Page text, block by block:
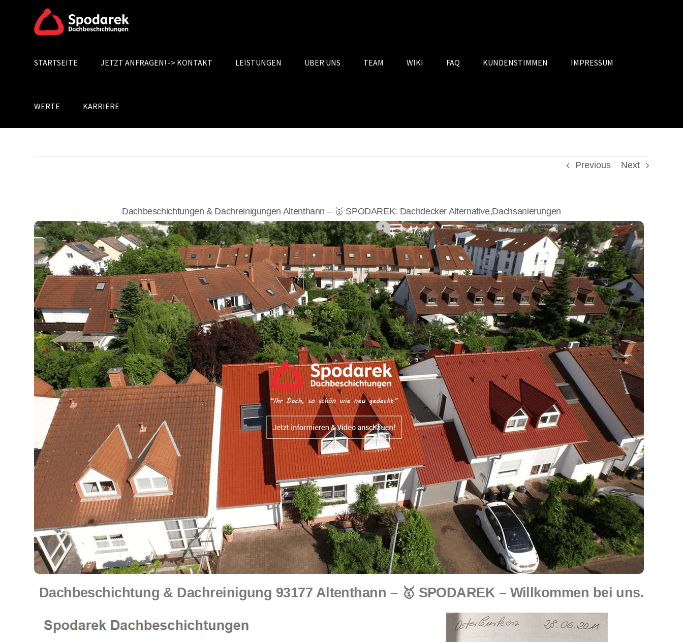
Search
STARTSEITE JETZT ANFRAGEN! -> KONTAKT LEISTUNGEN ÜBER UNS TEAM WIKI FAQ KUNDENSTIMMEN IMPRESSUM
WERTE KARRIERE
Previous Next
Dachbeschichtungen & Dachreinigungen Altenthann – 🥇 SPODAREK: Dachdecker Alternative,Dachsanierungen
Dachbeschichtung & Dachreinigung 93177 Altenthann – 🥇 SPODAREK – Willkommen bei uns.